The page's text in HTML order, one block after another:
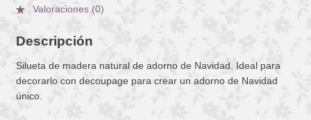
Valoraciones (0)
Descripción
Silueta de madera natural de adorno de Navidad. Ideal para
decorarlo con decoupage para crear un adorno de Navidad
único.